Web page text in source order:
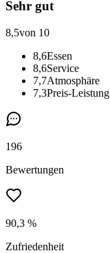
Sehr gut
8,5von 10
8,6Essen
8,6Service
7,7Atmosphäre
7,3Preis-Leistung
196
Bewertungen
90,3 %
Zufriedenheit